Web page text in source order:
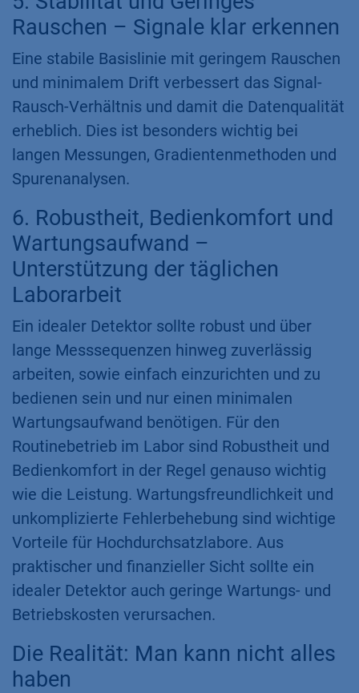
Rauschen – Signale klar erkennen
Eine stabile Basislinie mit geringem Rauschen
und minimalem Drift verbessert das Signal-
Rausch-Verhältnis und damit die Datenqualität
erheblich. Dies ist besonders wichtig bei
langen Messungen, Gradientenmethoden und
Spurenanalysen.
6. Robustheit, Bedienkomfort und
Wartungsaufwand –
Unterstützung der täglichen
Laborarbeit
Ein idealer Detektor sollte robust und über
lange Messsequenzen hinweg zuverlässig
arbeiten, sowie einfach einzurichten und zu
bedienen sein und nur einen minimalen
Wartungsaufwand benötigen. Für den
Routinebetrieb im Labor sind Robustheit und
Bedienkomfort in der Regel genauso wichtig
wie die Leistung. Wartungsfreundlichkeit und
unkomplizierte Fehlerbehebung sind wichtige
Vorteile für Hochdurchsatzlabore. Aus
praktischer und finanzieller Sicht sollte ein
idealer Detektor auch geringe Wartungs- und
Betriebskosten verursachen.
Die Realität: Man kann nicht alles
haben